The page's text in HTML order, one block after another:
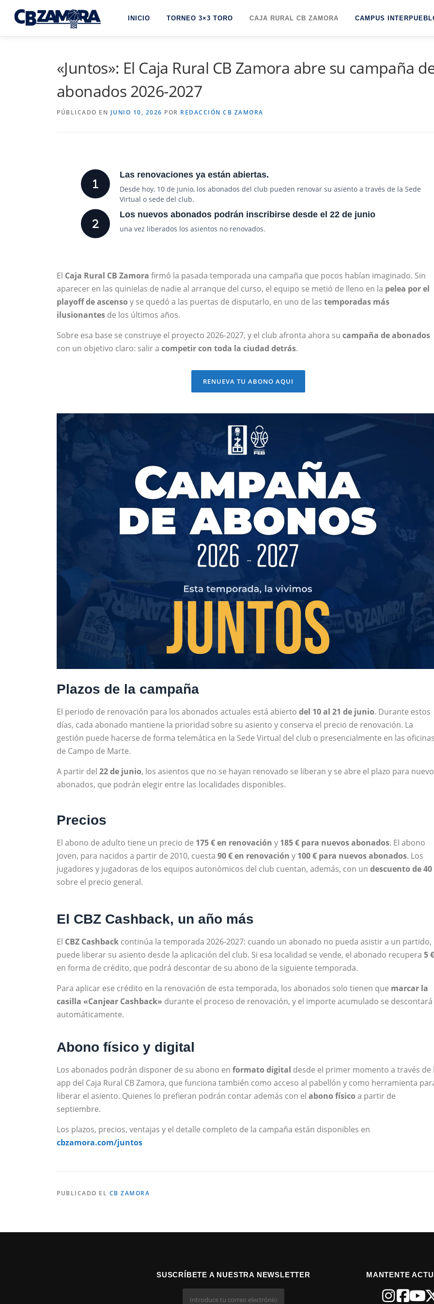
INICIO TORNEO 3×3 TORO CAJA RURAL CB ZAMORA CAMPUS
«Juntos»: El Caja Rural CB Zamora abre su campaña
abonados 2026-2027
PÚBLICADO EN JUNIO 10, 2026 POR REDACCIÓN CB ZAMORA
Las renovaciones ya están abiertas.
Desde hoy, 10 de junio, los abonados del club pueden renovar su asiento a través de la Sede
Virtual o sede del club.
Los nuevos abonados podrán inscribirse desde el 22 de junio
una vez liberados los asientos no renovados.
El Caja Rural CB Zamora firmó la pasada temporada una campaña que pocos habían imaginado. Sin
aparecer en las quinielas de nadie al arranque del curso, el equipo se metió de lleno en la pelea por el
playoff de ascenso y se quedó a las puertas de disputarlo, en uno de las temporadas más
ilusionantes de los últimos años.
Sobre esa base se construye el proyecto 2026-2027, y el club afronta ahora su campaña de abonados
con un objetivo claro: salir a competir con toda la ciudad detrás.
RENUEVA TU ABONO AQUI
Plazos de la campaña
El periodo de renovación para los abonados actuales está abierto del 10 al 21 de junio. Durante estos
días, cada abonado mantiene la prioridad sobre su asiento y conserva el precio de renovación. La
gestión puede hacerse de forma telemática en la Sede Virtual del club o presencialmente en las oficinas
de Campo de Marte.
A partir del 22 de junio, los asientos que no se hayan renovado se liberan y se abre el plazo para
abonados, que podrán elegir entre las localidades disponibles.
Precios
El abono de adulto tiene un precio de 175 € en renovación y 185 € para nuevos abonados. El abono
joven, para nacidos a partir de 2010, cuesta 90 € en renovación y 100 € para nuevos abonados. Los
jugadores y jugadoras de los equipos autonómicos del club cuentan, además, con un descuento de 40
sobre el precio general.
El CBZ Cashback, un año más
El CBZ Cashback continúa la temporada 2026-2027: cuando un abonado no pueda asistir a un partido,
puede liberar su asiento desde la aplicación del club. Si esa localidad se vende, el abonado recupera 5 €
en forma de crédito, que podrá descontar de su abono de la siguiente temporada.
Para aplicar ese crédito en la renovación de esta temporada, los abonados solo tienen que marcar la
casilla «Canjear Cashback» durante el proceso de renovación, y el importe acumulado se descontará
automáticamente.
Abono físico y digital
Los abonados podrán disponer de su abono en formato digital desde el primer momento a través de
app del Caja Rural CB Zamora, que funciona también como acceso al pabellón y como herramienta
liberar el asiento. Quienes lo prefieran podrán contar además con el abono físico a partir de
septiembre.
Los plazos, precios, ventajas y el detalle completo de la campaña están disponibles en
cbzamora.com/juntos
PUBLICADO EL CB ZAMORA
SUSCRÍBETE A NUESTRA NEWSLETTER MANTENTE